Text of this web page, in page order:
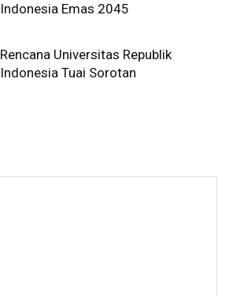
Indonesia Emas 2045
Rencana Universitas Republik
Indonesia Tuai Sorotan